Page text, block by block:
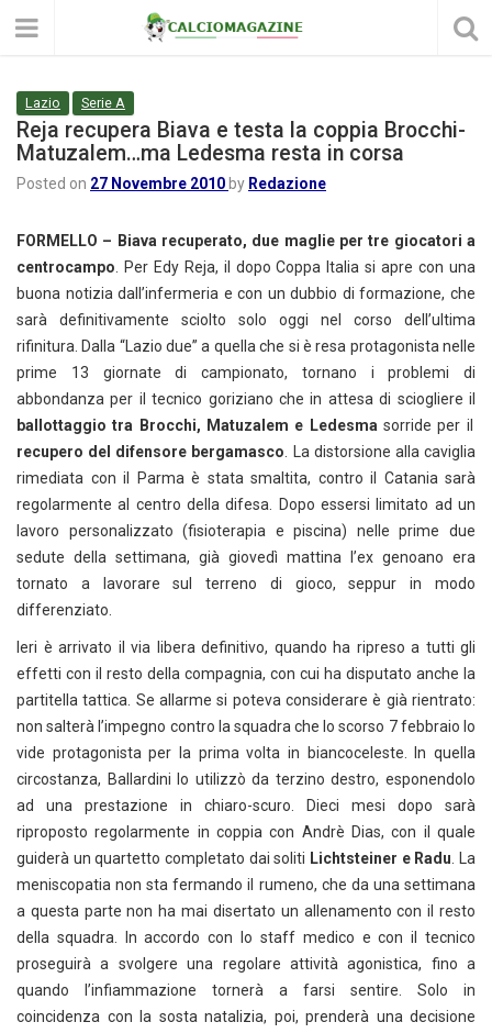
Lazio Serie A
Reja recupera Biava e testa la coppia Brocchi-
Matuzalem…ma Ledesma resta in corsa
Posted on 27 Novembre 2010 by Redazione
FORMELLO – Biava recuperato, due maglie per tre giocatori a
centrocampo . Per Edy Reja, il dopo Coppa Italia si apre con una
buona notizia dall’infermeria e con un dubbio di formazione, che
sarà definitivamente sciolto solo oggi nel corso dell’ultima
rifinitura. Dalla “Lazio due” a quella che si è resa protagonista nelle
prime 13 giornate di campionato, tornano i problemi di
abbondanza per il tecnico goriziano che in attesa di sciogliere il
ballottaggio tra Brocchi, Matuzalem e Ledesma sorride per il
recupero del difensore bergamasco . La distorsione alla caviglia
rimediata con il Parma è stata smaltita, contro il Catania sarà
regolarmente al centro della difesa. Dopo essersi limitato ad un
lavoro personalizzato (fisioterapia e piscina) nelle prime due
sedute della settimana, già giovedì mattina l’ex genoano era
tornato a lavorare sul terreno di gioco, seppur in modo
differenziato.
Ieri è arrivato il via libera definitivo, quando ha ripreso a tutti gli
effetti con il resto della compagnia, con cui ha disputato anche la
partitella tattica. Se allarme si poteva considerare è già rientrato:
non salterà l’impegno contro la squadra che lo scorso 7 febbraio lo
vide protagonista per la prima volta in biancoceleste. In quella
circostanza, Ballardini lo utilizzò da terzino destro, esponendolo
ad una prestazione in chiaro-scuro. Dieci mesi dopo sarà
riproposto regolarmente in coppia con Andrè Dias, con il quale
guiderà un quartetto completato dai soliti Lichtsteiner e Radu . La
meniscopatia non sta fermando il rumeno, che da una settimana
a questa parte non ha mai disertato un allenamento con il resto
della squadra. In accordo con lo staff medico e con il tecnico
proseguirà a svolgere una regolare attività agonistica, fino a
quando l’infiammazione tornerà a farsi sentire. Solo in
coincidenza con la sosta natalizia, poi, prenderà una decisione